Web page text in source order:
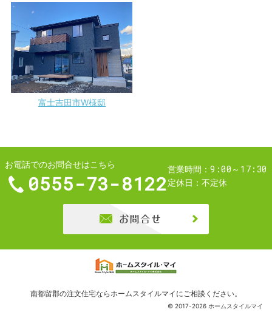
富士吉田市W様邸
お電話でのお問合せはこちら
0555-73-8122
営業時間 9:00～17:30
定休日 不定休
© 2017-2026 ホームスタイルマイ
南都留郡の注文住宅ならホームスタイルマイ にご相談ください。